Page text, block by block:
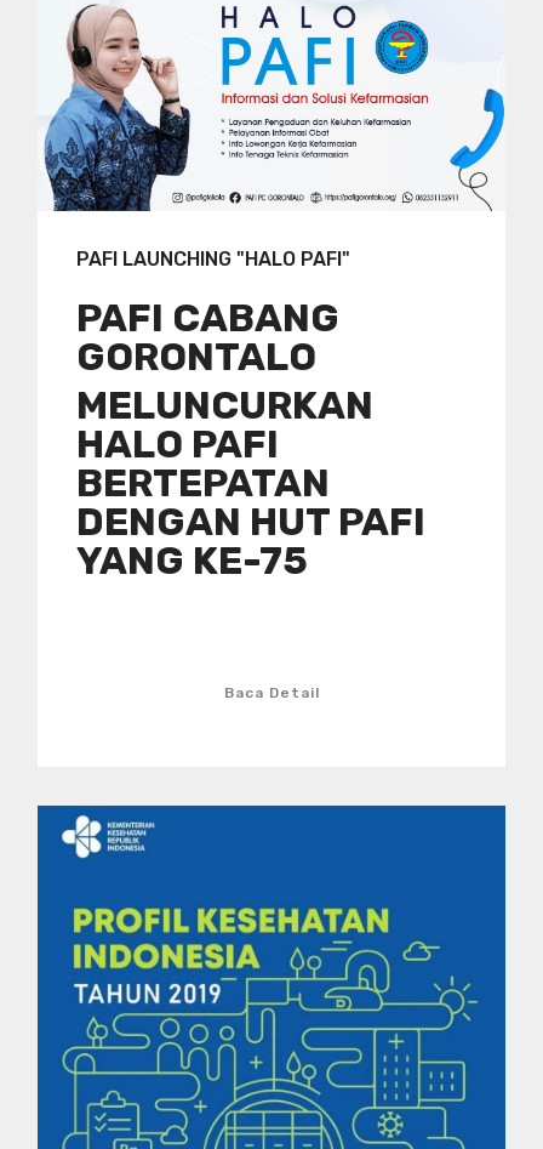
PAFI LAUNCHING "HALO PAFI"
PAFI CABANG
GORONTALO
MELUNCURKAN
HALO PAFI
BERTEPATAN
DENGAN HUT PAFI
YANG KE-75
Baca Detail